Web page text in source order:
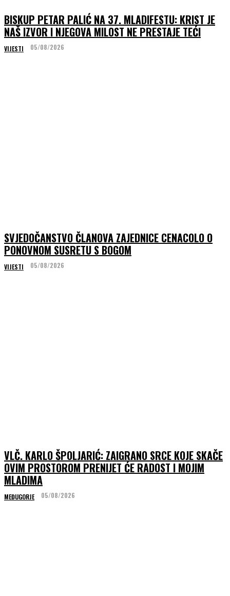
BISKUP PETAR PALIĆ NA 37. MLADIFESTU: KRIST JE
NAŠ IZVOR I NJEGOVA MILOST NE PRESTAJE TEĆI
VIJESTI 05/08/2026
SVJEDOČANSTVO ČLANOVA ZAJEDNICE CENACOLO O
PONOVNOM SUSRETU S BOGOM
VIJESTI 05/08/2026
VLČ. KARLO ŠPOLJARIĆ: ZAIGRANO SRCE KOJE SKAČE
OVIM PROSTOROM PRENIJET ĆE RADOST I MOJIM
MLADIMA
MEĐUGORJE 05/08/2026